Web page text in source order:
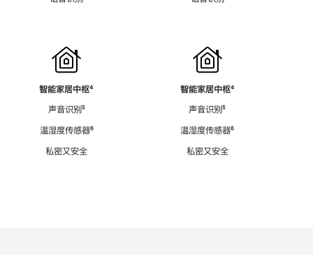
智能家居中枢脚
⁴
声音识别脚
⁵
温湿度传感器脚
⁶
私密又安全
智能家居中枢脚
⁴
声音识别脚
⁵
温湿度传感器脚
⁶
私密又安全